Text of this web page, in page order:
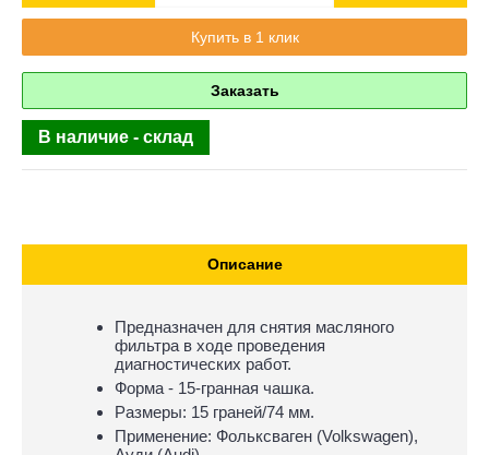
Купить в 1 клик
Заказать
В наличие - склад
Описание
Предназначен для снятия масляного
фильтра в ходе проведения
диагностических работ.
Форма - 15-гранная чашка.
Размеры: 15 граней/74 мм.
Применение: Фольксваген (Volkswagen),